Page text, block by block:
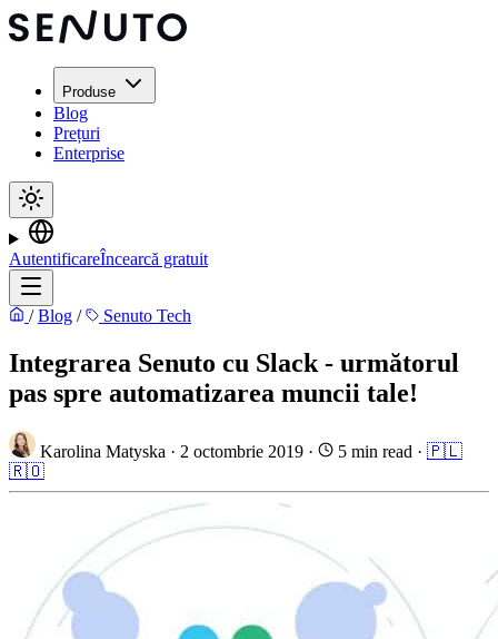
Produse
Blog
Prețuri
Enterprise
AutentificareÎncearcă gratuit
/ Blog / Senuto Tech
Integrarea Senuto cu Slack - următorul
pas spre automatizarea muncii tale!
Karolina Matyska · 2 octombrie 2019 · 5 min read · 🇵🇱
🇷🇴